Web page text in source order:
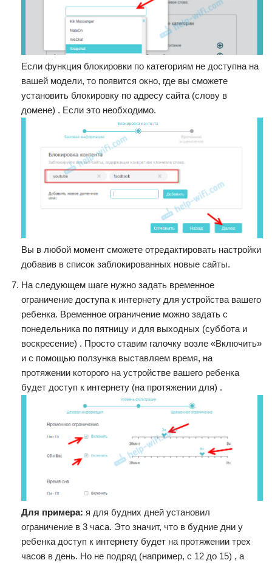
Если функция блокировки по категориям не доступна на
вашей модели, то появится окно, где вы сможете
установить блокировку по адресу сайта (слову в
домене) . Если это необходимо.
Вы в любой момент сможете отредактировать настройки
добавив в список заблокированных новые сайты.
На следующем шаге нужно задать временное
ограничение доступа к интернету для устройства вашего
ребенка. Временное ограничение можно задать с
понедельника по пятницу и для выходных (суббота и
воскресение) . Просто ставим галочку возле «Включить»
и с помощью ползунка выставляем время, на
протяжении которого на устройстве вашего ребенка
будет доступ к интернету (на протяжении для) .
Для примера: я для будних дней установил
ограничение в 3 часа. Это значит, что в будние дни у
ребенка доступ к интернету будет на протяжении трех
часов в день. Но не подряд (например, с 12 до 15) , а